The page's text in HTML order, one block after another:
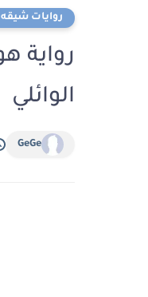
روايات شيقه
الوائلي
GeGe